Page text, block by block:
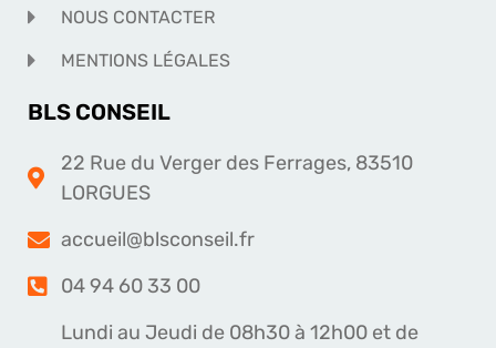
NOUS CONTACTER
MENTIONS LÉGALES
BLS CONSEIL
22 Rue du Verger des Ferrages, 83510
LORGUES
accueil@blsconseil.fr
04 94 60 33 00
Lundi au Jeudi de 08h30 à 12h00 et de